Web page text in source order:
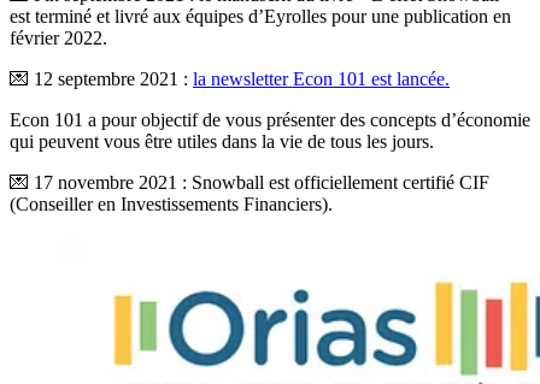
est terminé et livré aux équipes d’Eyrolles pour une publication en
février 2022.
💌 12 septembre 2021 : la newsletter Econ 101 est lancée.
Econ 101 a pour objectif de vous présenter des concepts d’économie
qui peuvent vous être utiles dans la vie de tous les jours.
💌 17 novembre 2021 : Snowball est officiellement certifié CIF
(Conseiller en Investissements Financiers).